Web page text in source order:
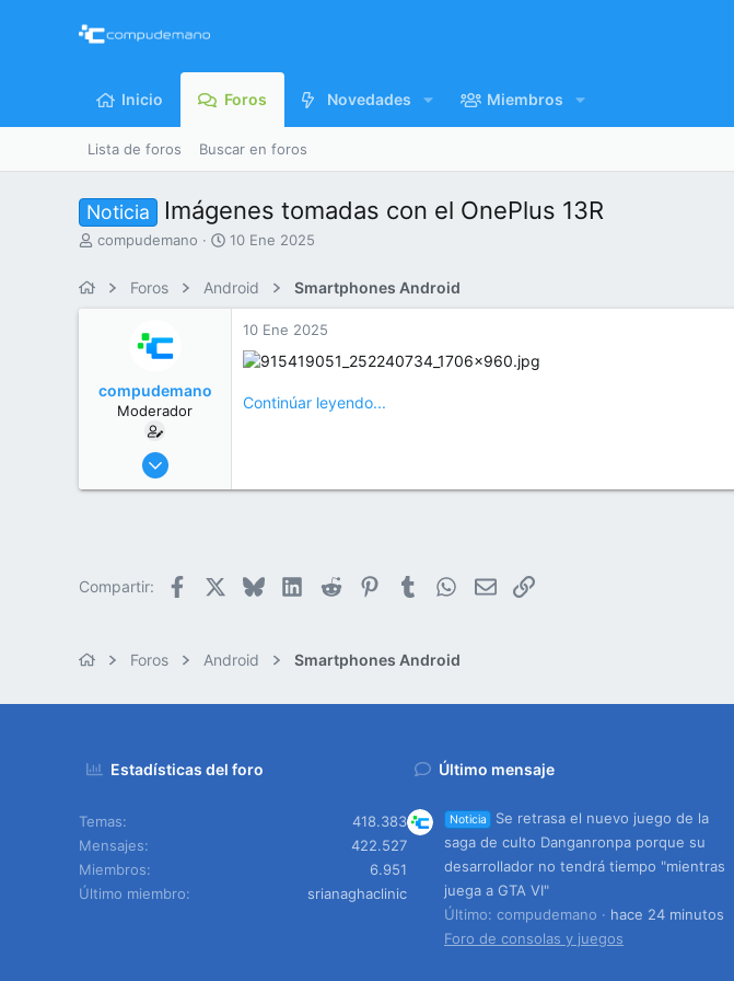
Inicio Foros Novedades Miembros
Lista de foros Buscar en foros
Noticia Imágenes tomadas con el OnePlus 13R
I
r
e
compudemano
F
c
h
10 Ene 2025
Foros Android Smartphones Android
compudemano
Moderador
26 Jul 2013
www.compudemano.com
10 Ene 2025
Continúar leyendo...
Compartir: Facebook BlueskyLinkedIn
Reddit PinterestTumblr WhatsApp
EmailEnlace
Foros Android Smartphones Android
Estadísticas del foro
Temas
418.383
Mensajes
422.527
Miembros
6.951
Último miembro
srianaghaclinic
Último mensaje
Noticia
Se retrasa el nuevo juego de la
saga de culto Danganronpa porque su
desarrollador no tendrá tiempo "mientras
juega a GTA VI"
Último: compudemano
hace 24 minutos
Foro de consolas y juegos